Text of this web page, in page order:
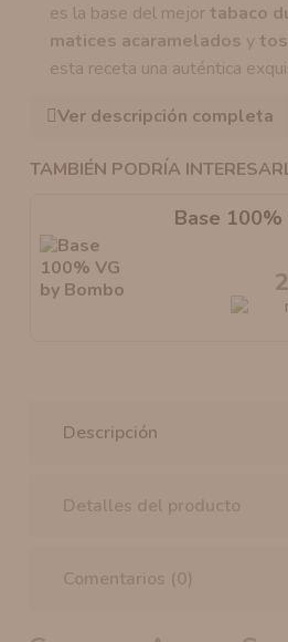
es la base del mejor tabaco
matices acaramelados y
esta receta una auténtica
Ver descripción completa
TAMBIÉN PODRÍA
Base
2
Descripción
Detalles del producto
Comentarios (0)